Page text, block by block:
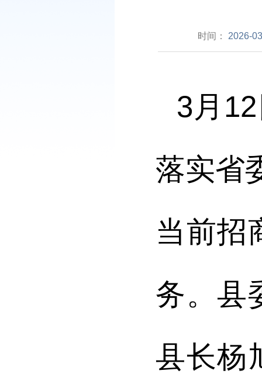
时间： 2026-
3月 12
落实省
当前招
务。县
县长杨